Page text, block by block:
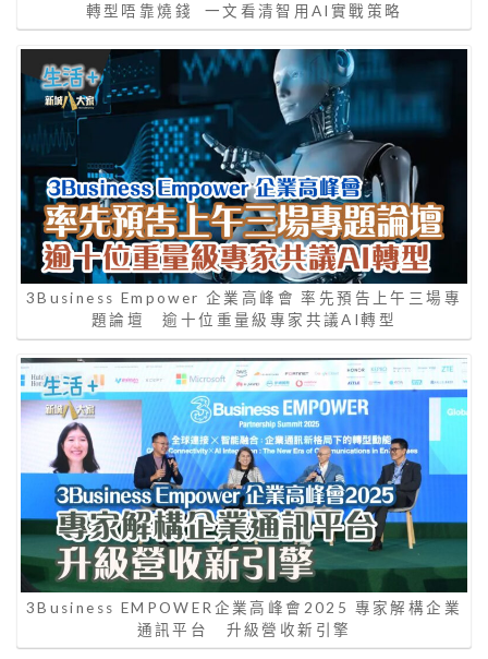
轉型唔靠燒錢 一文看清智用AI實戰策略
3Business Empower 企業高峰會 率先預告上午三場專
題論壇 逾十位重量級專家共議AI轉型
3Business EMPOWER企業高峰會2025 專家解構企業
通訊平台 升級營收新引擎